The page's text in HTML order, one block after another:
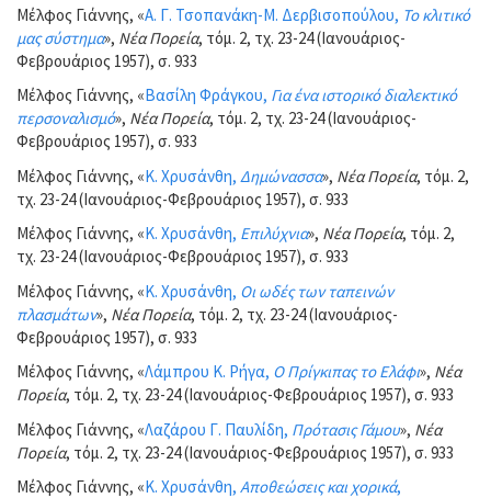
Μέλφος Γιάννης, «Α. Γ. Τσοπανάκη-Μ. Δερβισοπούλου, Το κλιτικό
μας σύστημα», Νέα Πορεία, τόμ. 2, τχ. 23-24 (Ιανουάριος-
Φεβρουάριος 1957), σ. 933
Μέλφος Γιάννης, «Βασίλη Φράγκου, Για ένα ιστορικό διαλεκτικό
περσοναλισμό», Νέα Πορεία, τόμ. 2, τχ. 23-24 (Ιανουάριος-
Φεβρουάριος 1957), σ. 933
Μέλφος Γιάννης, «Κ. Χρυσάνθη, Δημώνασσα», Νέα Πορεία, τόμ. 2,
τχ. 23-24 (Ιανουάριος-Φεβρουάριος 1957), σ. 933
Μέλφος Γιάννης, «Κ. Χρυσάνθη, Επιλύχνια», Νέα Πορεία, τόμ. 2,
τχ. 23-24 (Ιανουάριος-Φεβρουάριος 1957), σ. 933
Μέλφος Γιάννης, «Κ. Χρυσάνθη, Οι ωδές των ταπεινών
πλασμάτων», Νέα Πορεία, τόμ. 2, τχ. 23-24 (Ιανουάριος-
Φεβρουάριος 1957), σ. 933
Μέλφος Γιάννης, «Λάμπρου Κ. Ρήγα, Ο Πρίγκιπας το Ελάφι», Νέα
Πορεία, τόμ. 2, τχ. 23-24 (Ιανουάριος-Φεβρουάριος 1957), σ. 933
Μέλφος Γιάννης, «Λαζάρου Γ. Παυλίδη, Πρότασις Γάμου», Νέα
Πορεία, τόμ. 2, τχ. 23-24 (Ιανουάριος-Φεβρουάριος 1957), σ. 933
Μέλφος Γιάννης, «Κ. Χρυσάνθη, Αποθεώσεις και χορικά,